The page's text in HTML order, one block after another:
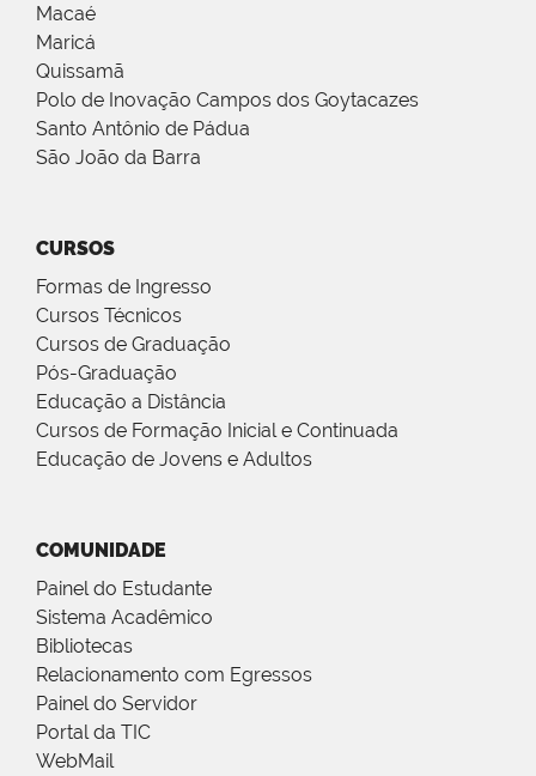
Macaé
Maricá
Quissamã
Polo de Inovação Campos dos Goytacazes
Santo Antônio de Pádua
São João da Barra
CURSOS
Formas de Ingresso
Cursos Técnicos
Cursos de Graduação
Pós-Graduação
Educação a Distância
Cursos de Formação Inicial e Continuada
Educação de Jovens e Adultos
COMUNIDADE
Painel do Estudante
Sistema Acadêmico
Bibliotecas
Relacionamento com Egressos
Painel do Servidor
Portal da TIC
WebMail